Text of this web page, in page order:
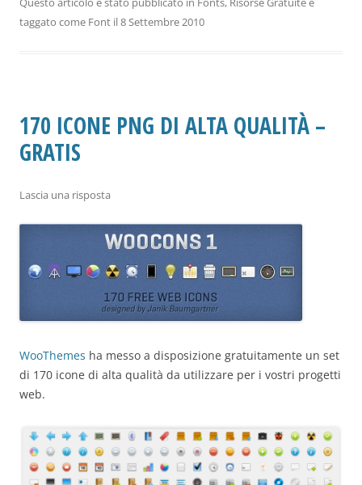
taggato come Font il8 Settembre 2010
170 ICONE PNG DI ALTA QUALITÀ –
GRATIS
Lascia una risposta
WooThemes ha messo a disposizione gratuitamente un set
di 170 icone di alta qualità da utilizzare per i vostri progetti
web.